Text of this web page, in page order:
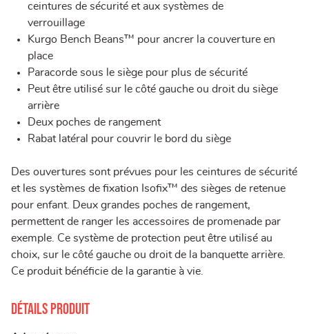
ceintures de sécurité et aux systèmes de
verrouillage
Kurgo Bench Beans™ pour ancrer la couverture en
place
Paracorde sous le siège pour plus de sécurité
Peut être utilisé sur le côté gauche ou droit du siège
arrière
Deux poches de rangement
Rabat latéral pour couvrir le bord du siège
Des ouvertures sont prévues pour les ceintures de sécurité
et les systèmes de fixation Isofix™ des sièges de retenue
pour enfant. Deux grandes poches de rangement,
permettent de ranger les accessoires de promenade par
exemple. Ce système de protection peut être utilisé au
choix, sur le côté gauche ou droit de la banquette arrière.
Ce produit bénéficie de la garantie à vie.
Détails produit